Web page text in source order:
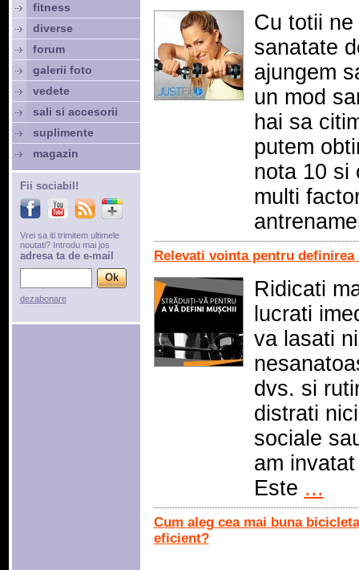
Cu totii
sanatate
ajungem
un mod
hai sa
putem
nota 10 si
multi
Relevati vointa pentru
Ridicati
lucrati
va lasati
dvs. si
distrati
sociale
am
Este ...
Cum aleg cea mai buna
eficient?
fitness
diverse
forum
galerii foto
vedete
sali si accesorii
suplimente
magazin
Fii sociabil!
Vrei sa iti trimitem ultimele
noutati? Introdu mai jos
adresa ta de e-mail
dezabonare